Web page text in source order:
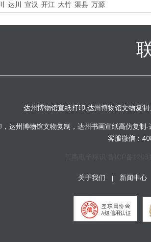
达川 宣汉 开江 大竹 渠县 万源
达州博物馆宣纸打印,达州博物馆文物复
达州博物馆文物复制，达州书画宣纸高仿复
客服微信：
关于我们 新闻中心